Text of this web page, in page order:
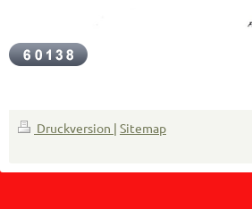
Druckversion | Sitemap